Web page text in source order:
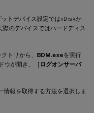
トデバイス設定ではvDiskか
のデバイスではハードディス
トリから、 BDM.exeを実行
ウが開き、
［ログオンサーバ
報を取得する方法を選択しま